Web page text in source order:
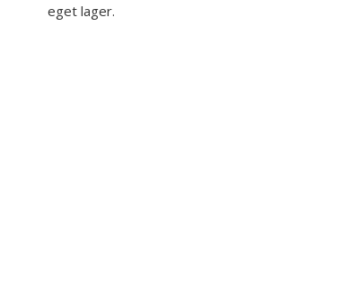
eget lager.